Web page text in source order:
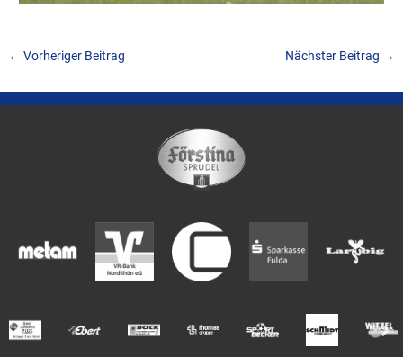
← Vorheriger Beitrag Nächster Beitrag →